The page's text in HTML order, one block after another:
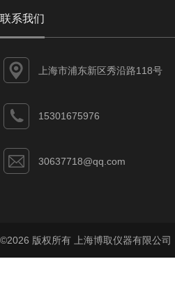
联系我们
上海市浦东新区秀沿路118号
15301675976
30637718@qq.com
©2026 版权所有 上海博取仪器有限公司